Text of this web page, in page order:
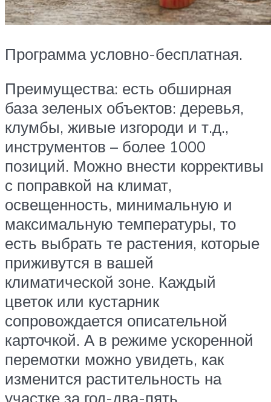
Программа условно-бесплатная.
Преимущества: есть обширная
база зеленых объектов: деревья,
клумбы, живые изгороди и т.д.,
инструментов – более 1000
позиций. Можно внести коррективы
с поправкой на климат,
освещенность, минимальную и
максимальную температуры, то
есть выбрать те растения, которые
приживутся в вашей
климатической зоне. Каждый
цветок или кустарник
сопровождается описательной
карточкой. А в режиме ускоренной
перемотки можно увидеть, как
изменится растительность на
участке за год-два-пять.